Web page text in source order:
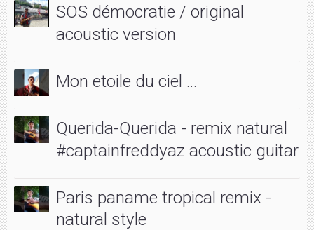
SOS démocratie / original
acoustic version
Mon etoile du ciel ...
Querida-Querida - remix natural
#captainfreddyaz acoustic guitar
Paris paname tropical remix -
natural style